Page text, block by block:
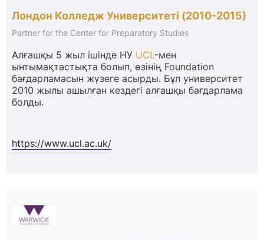
Лондон Колледж Университеті (2010-2015)
Partner for the Center for Preparatory Studies
Алғашқы 5 жыл ішінде НУ UCL-мен
ынтымақтастықта болып, өзінің Foundation
бағдарламасын жүзеге асырды. Бұл университет
2010 жылы ашылған кездегі алғашқы бағдарлама
болды.
https://www.ucl.ac.uk/